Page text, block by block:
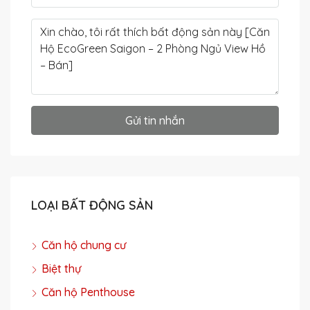
Gửi tin nhắn
LOẠI BẤT ĐỘNG SẢN
Căn hộ chung cư
Biệt thự
Căn hộ Penthouse